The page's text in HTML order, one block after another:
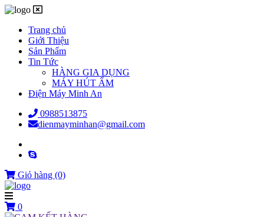
Trang chủ
Giới Thiệu
Sản Phẩm
Tin Tức
HÀNG GIA DỤNG
MÁY HÚT ẨM
Điện Máy Minh An
0988513875
dienmayminhan@gmail.com
Giỏ hàng (0)
0